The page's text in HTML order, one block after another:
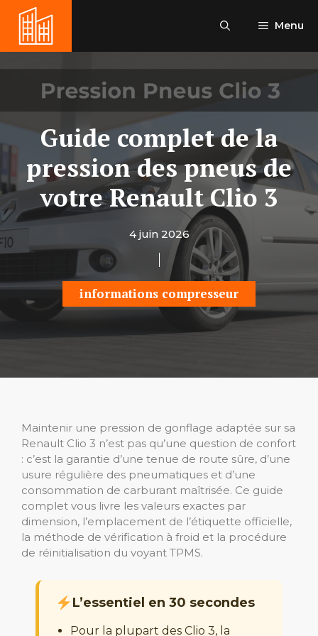
contenu
Menu
Guide complet de la
pression des pneus de
votre Renault Clio 3
4 juin 2026
informations compresseur
Maintenir une pression de gonflage adaptée sur sa
Renault Clio 3 n’est pas qu’une question de confort
: c’est la garantie d’une tenue de route sûre, d’une
usure régulière des pneumatiques et d’une
consommation de carburant maîtrisée. Ce guide
complet vous livre les valeurs exactes par
dimension, l’emplacement de l’étiquette officielle,
la méthode de vérification à froid et la procédure
de réinitialisation du voyant TPMS.
L’essentiel en 30 secondes
Pour la plupart des Clio 3, la